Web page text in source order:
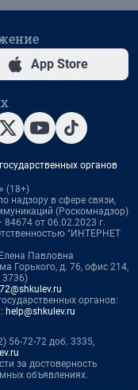
App Store
органов
(18+)
надзору в сфере связи,
(Роскомнадзор)
от 06.02.2023 г.
"ИНТЕРНЕТ
Павловна
Горького, д. 76, офис 214,
3736)
72@shkulev.ru
органов:
help@shkulev.ru
56-72-72 доб. 3335,
за достоверность
объявлениях.